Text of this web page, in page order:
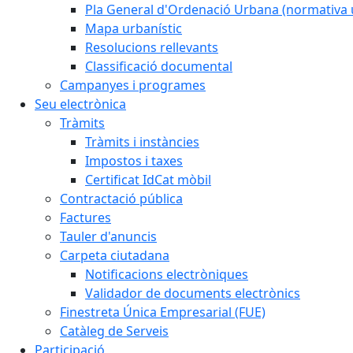
Pla General d'Ordenació Urbana (normativa
Mapa urbanístic
Resolucions rellevants
Classificació documental
Campanyes i programes
Seu electrònica
Tràmits
Tràmits i instàncies
Impostos i taxes
Certificat IdCat mòbil
Contractació pública
Factures
Tauler d'anuncis
Carpeta ciutadana
Notificacions electròniques
Validador de documents electrònics
Finestreta Única Empresarial (FUE)
Catàleg de Serveis